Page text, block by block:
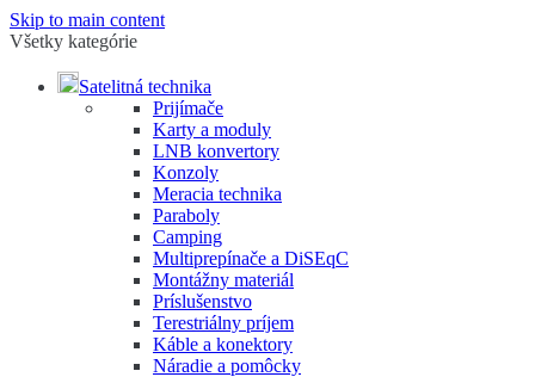
Skip to main content
Všetky kategórie
Satelitná technika
Prijímače
Karty a moduly
LNB konvertory
Konzoly
Meracia technika
Paraboly
Camping
Multiprepínače a DiSEqC
Montážny materiál
Príslušenstvo
Terestriálny príjem
Káble a konektory
Náradie a pomôcky